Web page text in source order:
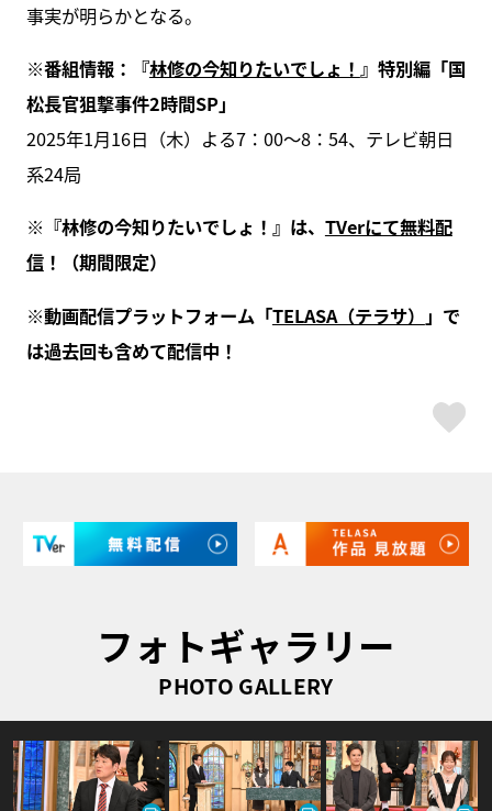
事実が明らかとなる。
※番組情報：『林修の今知りたいでしょ！ 』特別編「国
松長官狙撃事件2時間SP」
2025年1月16日（木）よる7：00～8：54、テレビ朝日
系24局
※『林修の今知りたいでしょ！』は、 TVerにて無料配
信！（期間限定）
※動画配信プラットフォーム「TELASA（テラサ） 」で
は過去回も含めて配信中！
フォトギャラリー
PHOTO GALLERY